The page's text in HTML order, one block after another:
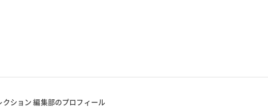
クション 編集部のプロフィール